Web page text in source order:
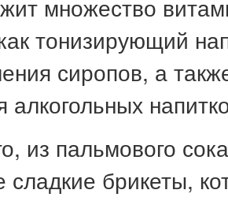
тонизирующий
сиропов, а
алкогольных
из пальмового
брикеты,